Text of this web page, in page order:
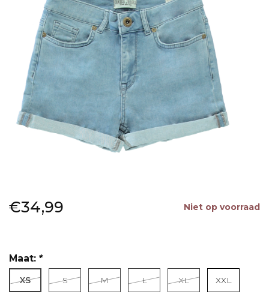
€34,99 Niet op voorraad
Lees meer
Maat: *
XS S M L XL XXL